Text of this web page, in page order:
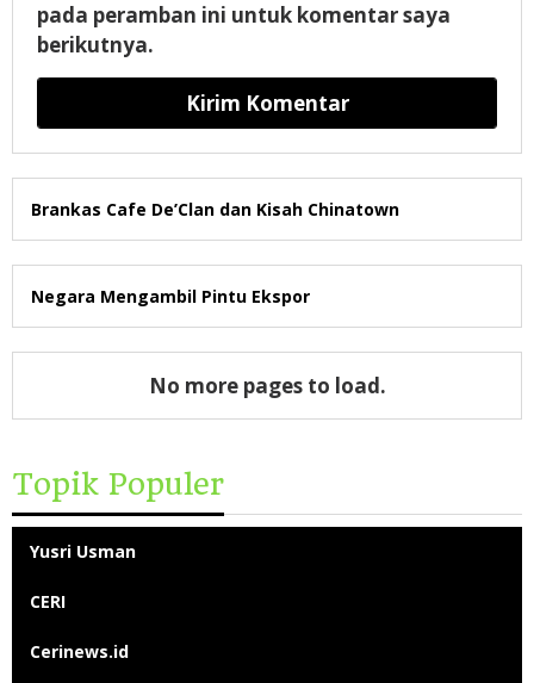
pada peramban ini untuk komentar saya
berikutnya.
Brankas Cafe De’Clan dan Kisah Chinatown
Negara Mengambil Pintu Ekspor
No more pages to load.
Topik Populer
Yusri Usman
CERI
Cerinews.id